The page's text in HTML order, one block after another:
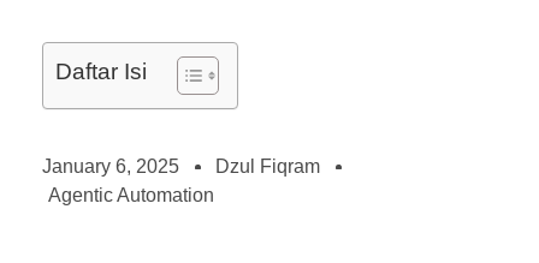
Daftar Isi
January 6, 2025
Dzul Fiqram
Agentic Automation